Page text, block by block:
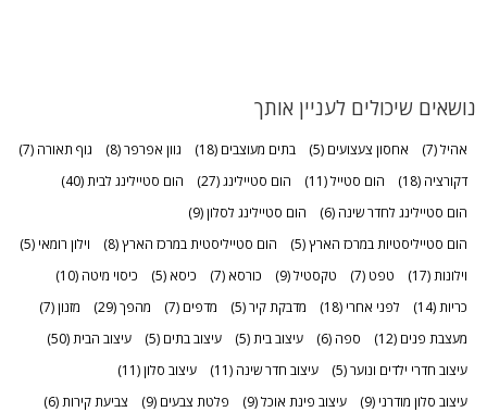
נושאים שיכולים לעניין אותך
אהיל(7) אחסון צעצועים (5) בתים מעוצבים (18) גוון אפרפר(8) גוף תאורה (7)
דקורציה (18) הום סטייל(11) הום סטיילינג(27) הום סטיילינג לבית(40)
הום סטיילינג לחדר שינה (6) הום סטיילינג לסלון(9)
הום סטייליסטיות במרכז הארץ(5) הום סטייליסטית במרכז הארץ(8) וילון רומאי (5)
וילונות(17) טפט (7) טקסטיל(9) כורסא (7) כיסא (5) כיסוי מיטה (10)
כריות(14) לפני אחרי (18) מדבקת קיר(5) מדפים (7) מהפך(29) מזנון(7)
מעצבת פנים (12) ספה (6) עיצוב בית(5) עיצוב בתים (5) עיצוב הבית(50)
עיצוב חדרי ילדים ונוער(5) עיצוב חדר שינה (11) עיצוב סלון(11)
עיצוב סלון מודרני (9) עיצוב פינת אוכל(9) פלטת צבעים (9) צביעת קירות(6)